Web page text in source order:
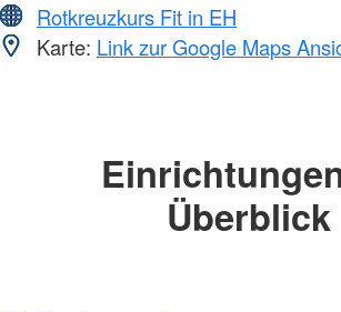
Rotkreuzkurs Fit in EH
Karte: Link zur Google Maps
Überblick